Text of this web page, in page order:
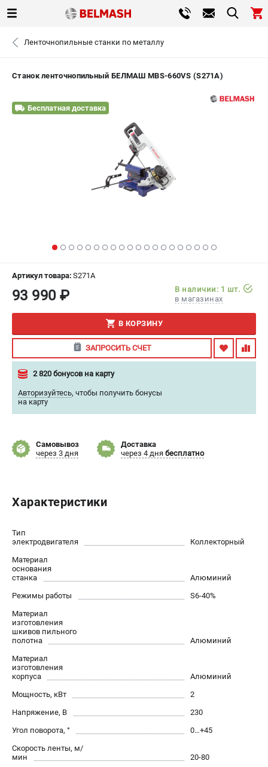
СЕРВИС
МАГАЗИНЫ
ИЗБРАННОЕ ( 0 )
СРАВНЕНИЕ 0 )
ВХОД ИЛИ РЕГИСТРАЦИЯ
+7 (812) 317-66-20 - ЗАКАЗ ИЗДЕЛИЙ
САНКТ-ПЕТЕРБУРГ
0 ₽
ПОДДЕРЖКА
Сервисный центр
Гарантия
ИНФОРМАЦИЯ
Способы оплаты
О бренде
Политика обработки персональных данных
Новости
Бонусная программа
Как нас найти
СТАНОЧНОЕ ОБОРУДОВАНИЕ
Комбинированные станки
Ленточнопильные станки
Сверлильные станки
Стружкоотсосы
Фуговальные станки
Циркулярные станки
Шлифовальные станки
Ленточнопильные станки по металлу
Станок ленточнопильный БЕЛМАШ MBS-660VS (S271A)
Бесплатная доставка
Артикул товара: S271A
93 990 ₽
В наличии: 1 шт.
в магазинах
В КОРЗИНУ
ЗАПРОСИТЬ СЧЕТ
2 820 бонусов на карту
Авторизуйтесь, чтобы получить бонусы
на карту
Самовывоз
через 3 дня
Доставка
через 4 дня бесплатно
Характеристики
Тип
электродвигателя
Коллекторный
Материал
основания
станка
Алюминий
Режимы работы
S6-40%
Материал
изготовления
шкивов пильного
полотна
Алюминий
Материал
изготовления
корпуса
Алюминий
Мощность, кВт
2
Напряжение, В
230
Угол поворота, °
0…+45
Скорость ленты, м/
мин
20-80